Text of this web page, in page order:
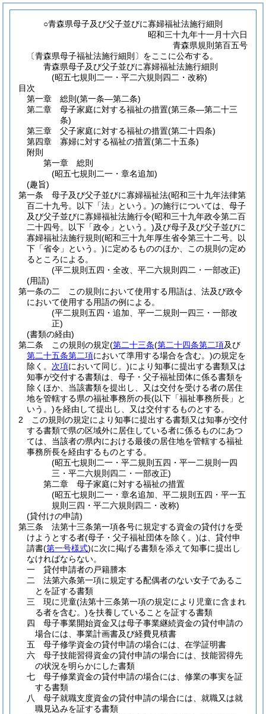
○青森県母子及び父子並びに寡婦福祉法施行細則
昭和三十九年十一月十六日
青森県規則第百五号
〔青森県母子福祉法施行細則〕をここに公布する。
青森県母子及び父子並びに寡婦福祉法施行細則
(昭五七規則二一・平二六規則四二・改称)
目次
第一章
総則 (第一条―第二条)
第二章
母子家庭に対する福祉の措置(第三条―第二十三
条)
第三章
父子家庭に対する福祉の措置(第二十四条)
第四章
寡婦に対する福祉の措置(第二十五条)
附則
第一章
総則
(昭五七規則二一・章名追加)
(趣旨)
第一条
母子及び父子並びに寡婦福祉法(昭和三十九年法律第
百二十九号。以下「法」という。)の施行については、母子
及び父子並びに寡婦福祉法施行令(昭和三十九年政令第二百
二十四号。以下「政令」という。)及び母子及び父子並びに
寡婦福祉法施行規則 (昭和三十九年厚生省令第三十二号。以
下「省令」という。)に定めるもののほか、この規則の定め
るところによる。
(平二規則五四・全改、平二六規則四二・一部改正)
(用語)
第一条の二
この規則において使用する用語は、法及び政令
において使用する用語の例による。
(平二規則五四・追加、平一二規則一四三・一部改
正)
(書類の経由)
第二条
この規則の規定(第二十三条(第二十四条第二項及び
第二十五条第二項において準用する場合を含む。)の規定を
除く。 次項において同じ。)により知事に提出する書類又は
知事が交付する書類は、母子・父子福祉団体に係る書類を
除くほか、当該書類を提出し、又は交付を受ける者の居住
地を管轄する県の福祉事務所の長(以下「福祉事務所長」と
いう。)を経由して提出し、又は交付するものとする。
2
この規則の規定により知事に提出する書類又は知事が交付
する書類で県の区域外に居住している者に係るものにあつ
ては、当該者の県内における最後の居住地を管轄する福祉
事務所長を経由するものとする。
(昭五七規則二一・平二規則五四・平一二規則一四
三・平二六規則四二・一部改正)
第二章
母子家庭に対する福祉の措置
(昭五七規則二一・章名追加、平二規則五四・平一五
規則三四・平二六規則四二・改称)
(貸付けの申請)
第三条
法第十三条第一項各号に規定する資金の貸付けを受
けようとする者(母子・父子福祉団体を除く。)は、貸付申
請書(第一号様式)に次に掲げる書類を添えて知事に提出し
なければならない。
一
貸付申請者の戸籍謄本
二
法第六条第一項に規定する配偶者のない女子であるこ
とを証する書類
三
現に児童(法第十三条第一項の規定により児童に含まれ
る者を含む。)を扶養していることを証する書類
四
母子事業開始資金又は母子事業継続資金の貸付申請の
場合には、事業計画書及び経費見積書
五
母子修学資金の貸付申請の場合には、在学証明書
六
母子技能習得資金の貸付申請の場合には、技能習得先
の状況を明らかにした書類
七
母子修業資金の貸付申請の場合には、修業の事実を証
する書類
八
母子就職支度資金の貸付申請の場合には、就職又は就
職見込みを証する書類